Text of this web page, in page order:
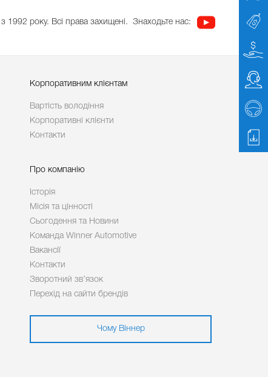
1992 року. Всі права захищені. Знаходьте нас:
Корпоративним клієнтам
Вартість володіння
Корпоративні клієнти
Контакти
Про компанію
Історія
Місія та цінності
Сьогодення та Новини
Команда Winner Automotive
Вакансії
Контакти
Зворотний зв’язок
Перехід на сайти брендів
Чому Віннер